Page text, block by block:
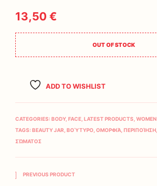
13,50 €
OUT OF STOCK
ADD TO WISHLIST
CATEGORIES: BODY, FACE LATEST PRODUCTS WOMEN
TAGS: BEAUTY JAR ΒΟΎΤΥΡΟ ΟΜΟΡΦΙΆ ΠΕΡΙΠΟΊΗΣΗ
ΣΏΜΑΤΟΣ
PREVIOUS PRODUCT